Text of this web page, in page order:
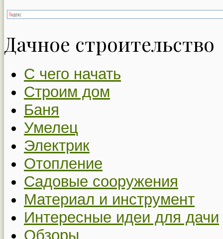
Дачное строительство
С чего начать
Строим дом
Баня
Умелец
Электрик
Отопление
Садовые сооружения
Материал и инструмент
Интересные идеи для дачи
Обзоры